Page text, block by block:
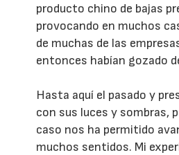
producto chino de bajas
provocando en muchos
de muchas de las
entonces habían gozado
Hasta aquí el pasado y
con sus luces y sombras,
caso nos ha permitido
muchos sentidos. Mi